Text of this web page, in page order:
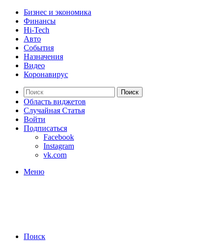
Бизнес и экономика
Финансы
Hi-Tech
Авто
События
Назначения
Видео
Коронавирус
Поиск
Область виджетов
Случайная Статья
Войти
Подписаться
Facebook
Instagram
vk.com
Меню
Поиск